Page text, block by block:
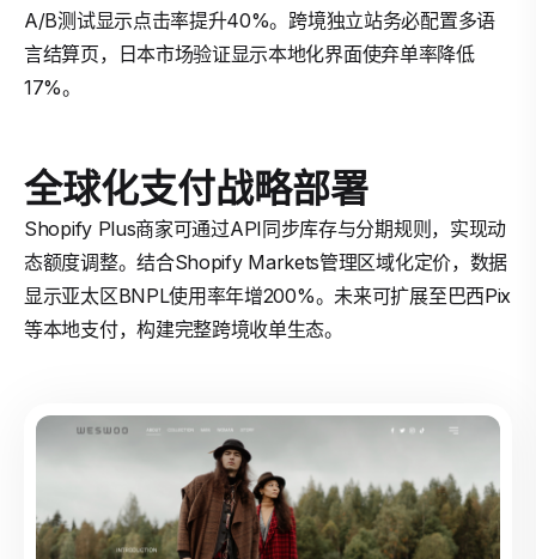
A/B测试显示点击率提升40%。跨境独立站务必配置多语
言结算页，日本市场验证显示本地化界面使弃单率降低
17%。
全球化支付战略部署
Shopify Plus商家可通过API同步库存与分期规则，实现动
态额度调整。结合Shopify Markets管理区域化定价，数据
显示亚太区BNPL使用率年增200%。未来可扩展至巴西Pix
等本地支付，构建完整跨境收单生态。